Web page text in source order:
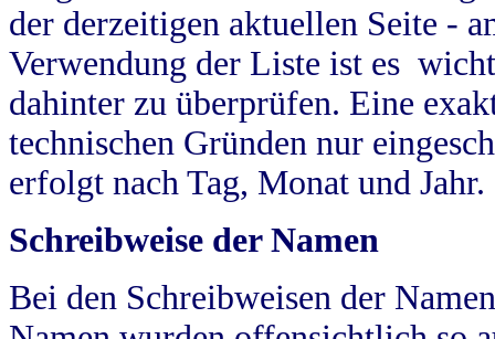
der derzeitigen aktuellen Seite -
Verwendung der Liste ist es
dahinter zu überprüfen. Eine
technischen Gründen nur
erfolgt nach Tag, Monat und Jahr.
Schreibweise der Namen
Bei den Schreibweisen der